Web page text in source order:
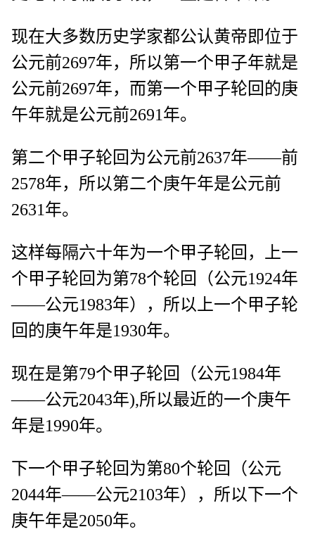
现在大多数历史学家都公认黄帝即位于
公元前2697年，所以第一个甲子年就是
公元前2697年，而第一个甲子轮回的庚
午年就是公元前2691年。
第二个甲子轮回为公元前2637年——前
2578年，所以第二个庚午年是公元前
2631年。
这样每隔六十年为一个甲子轮回，上一
个甲子轮回为第78个轮回（公元1924年
——公元1983年），所以上一个甲子轮
回的庚午年是1930年。
现在是第79个甲子轮回（公元1984年
——公元2043年),所以最近的一个庚午
年是1990年。
下一个甲子轮回为第80个轮回（公元
2044年——公元2103年），所以下一个
庚午年是2050年。